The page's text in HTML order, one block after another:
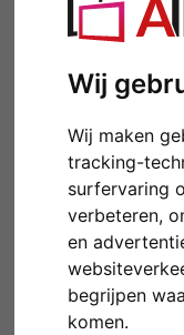
Wij
Wij maken
tracking-
surfervaring
verbeteren,
en
begrijpen
komen.
Terug